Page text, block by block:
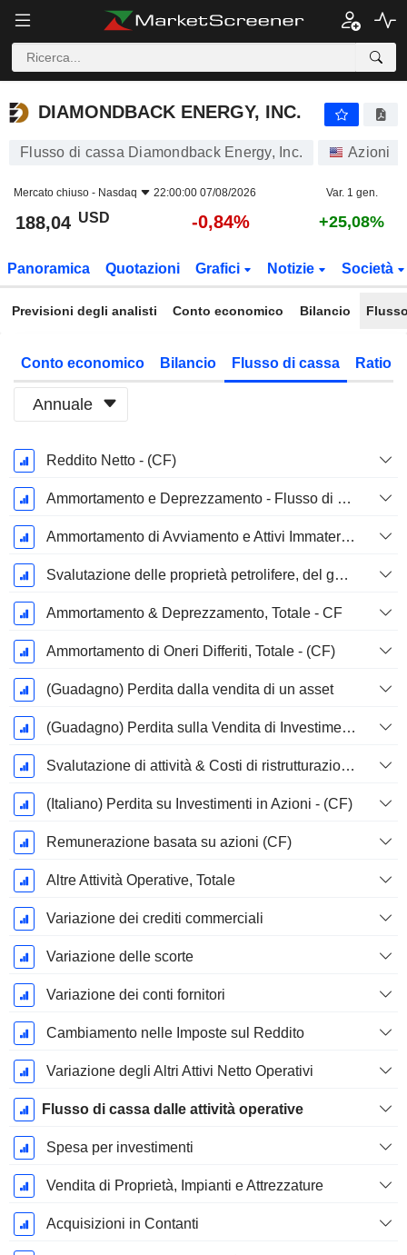
DIAMONDBACK ENERGY, INC.
Flusso di cassa Diamondback Energy, Inc. Azioni
Mercato chiuso - Nasdaq 22:00:00 07/08/2026 Var. 1 gen.
188,04 USD -0,84% +25,08%
Panoramica Quotazioni Grafici Notizie Società
Previsioni degli analisti Conto economico Bilancio
Conto economico Bilancio Flusso di cassa Ratio
Annuale
Periodo
Fiscale:
Dicembre
Reddito Netto - (CF)
Ammortamento e Deprezzamento - Flusso di Cassa
Ammortamento di Avviamento e Attivi Immateriale - (CF) - (Specifico del Modello)
Svalutazione delle proprietà petrolifere, del gas e minerali - (CF)
Ammortamento & Deprezzamento, Totale - CF
Ammortamento di Oneri Differiti, Totale - (CF)
(Guadagno) Perdita dalla vendita di un asset
(Guadagno) Perdita sulla Vendita di Investimenti - (CF)
Svalutazione di attività & Costi di ristrutturazione
(Italiano) Perdita su Investimenti in Azioni - (CF)
Remunerazione basata su azioni (CF)
Altre Attività Operative, Totale
Variazione dei crediti commerciali
Variazione delle scorte
Variazione dei conti fornitori
Cambiamento nelle Imposte sul Reddito
Variazione degli Altri Attivi Netto Operativi
Flusso di cassa dalle attività operative
Spesa per investimenti
Vendita di Proprietà, Impianti e Attrezzature
Acquisizioni in Contanti